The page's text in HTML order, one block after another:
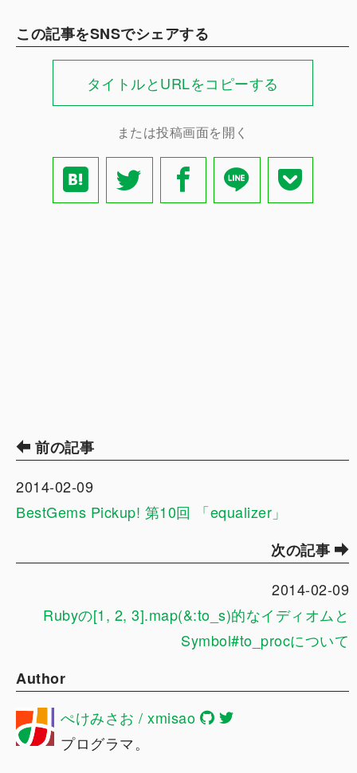
この記事をSNSでシェアする
タイトルとURLをコピーする
または投稿画面を開く
前の記事
2014-02-09
BestGems Pickup! 第10回 「equalizer」
次の記事
2014-02-09
Rubyの[1, 2, 3].map(&:to_s)的なイディオムと
Symbol#to_procについて
Author
ぺけみさお / xmisao
プログラマ。